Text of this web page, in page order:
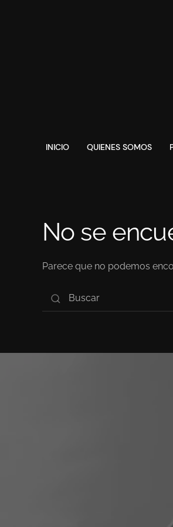
INICIO QUIENES SOMOS
No se
Parece que no podemos